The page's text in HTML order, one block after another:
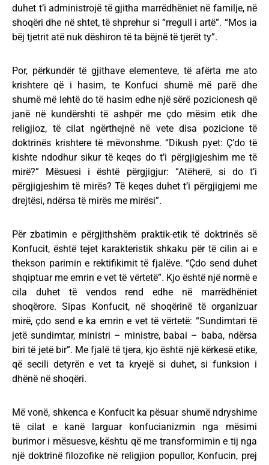
duhet t’i administrojë të gjitha marrëdhëniet në familje, në
shoqëri dhe në shtet, të shprehur si “rregull i artë”. “Mos ia
bëj tjetrit atë nuk dëshiron të ta bëjnë të tjerët ty”.
Por, përkundër të gjithave elementeve, të afërta me ato
krishtere që i hasim, te Konfuci shumë më parë dhe
shumë më lehtë do të hasim edhe një sërë pozicionesh që
janë në kundërshti të ashpër me çdo mësim etik dhe
religjioz, të cilat ngërthejnë në vete disa pozicione të
doktrinës krishtere të mëvonshme. “Dikush pyet: Ç’do të
kishte ndodhur sikur të keqes do t’i përgjigjeshim me të
mirë?” Mësuesi i është përgjigjur: “Atëherë, si do t’i
përgjigjeshim të mirës? Të keqes duhet t’i përgjigjemi me
drejtësi, ndërsa të mirës me mirësi”.
Për zbatimin e përgjithshëm praktik-etik të doktrinës së
Konfucit, është tejet karakteristik shkaku për të cilin ai e
thekson parimin e rektifikimit të fjalëve. “Çdo send duhet
shqiptuar me emrin e vet të vërtetë”. Kjo është një normë e
cila duhet të vendos rend edhe në marrëdhëniet
shoqërore. Sipas Konfucit, në shoqërinë të organizuar
mirë, çdo send e ka emrin e vet të vërtetë: “Sundimtari të
jetë sundimtar, ministri – ministre, babai – baba, ndërsa
biri të jetë bir”. Me fjalë të tjera, kjo është një kërkesë etike,
që secili detyrën e vet ta kryejë si duhet, si funksion i
dhënë në shoqëri.
Më vonë, shkenca e Konfucit ka pësuar shumë ndryshime
të cilat e kanë larguar konfucianizmin nga mësimi
burimor i mësuesve, kështu që me transformimin e tij nga
një doktrinë filozofike në religjion popullor, Konfucin, prej